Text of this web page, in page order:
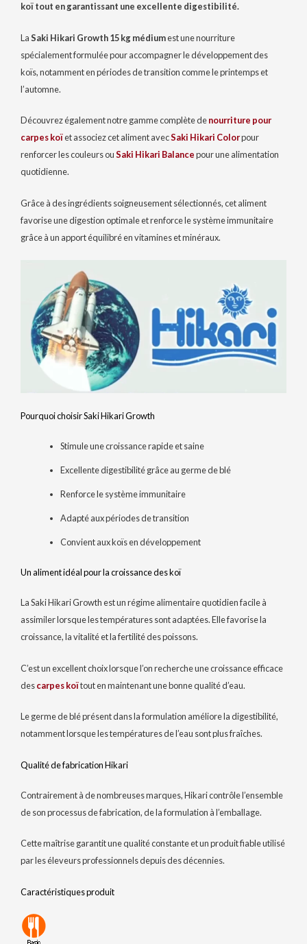
koï tout en garantissant une excellente digestibilité.
LaSaki Hikari Growth 15 kg médiumest une nourriture
spécialement formulée pour accompagner le développement des
koïs, notamment en périodes de transition comme le printemps et
l’automne.
Découvrez également notre gamme complète denourriture pour
carpes koïet associez cet aliment avecSaki Hikari Colorpour
renforcer les couleurs ouSaki Hikari Balancepour une alimentation
quotidienne.
Grâce à des ingrédients soigneusement sélectionnés, cet aliment
favorise une digestion optimale et renforce le système immunitaire
grâce à un apport équilibré en vitamines et minéraux.
Pourquoi choisir Saki Hikari Growth
Stimule une croissance rapide et saine
Excellente digestibilité grâce au germe de blé
Renforce le système immunitaire
Adapté aux périodes de transition
Convient aux koïs en développement
Un aliment idéal pour la croissance des koï
La Saki Hikari Growth est un régime alimentaire quotidien facile à
assimiler lorsque les températures sont adaptées. Elle favorise la
croissance, la vitalité et la fertilité des poissons.
C’est un excellent choix lorsque l’on recherche une croissance efficace
descarpes koïtout en maintenant une bonne qualité d’eau.
Le germe de blé présent dans la formulation améliore la digestibilité,
notamment lorsque les températures de l’eau sont plus fraîches.
Qualité de fabrication Hikari
Contrairement à de nombreuses marques, Hikari contrôle l’ensemble
de son processus de fabrication, de la formulation à l’emballage.
Cette maîtrise garantit une qualité constante et un produit fiable utilisé
par les éleveurs professionnels depuis des décennies.
Caractéristiques produit